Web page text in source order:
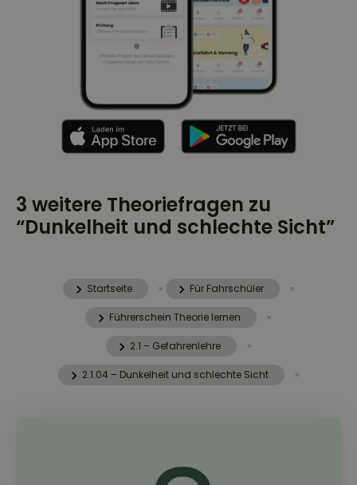
3 weitere Theoriefragen zu
“Dunkelheit und schlechte Sicht”
Startseite » Für Fahrschüler »
Führerschein Theorie lernen »
2.1 – Gefahrenlehre »
2.1.04 – Dunkelheit und schlechte Sicht »